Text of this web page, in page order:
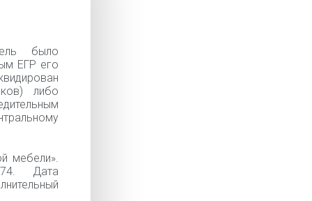
было
ЕГР его
либо
мебели».
Дата